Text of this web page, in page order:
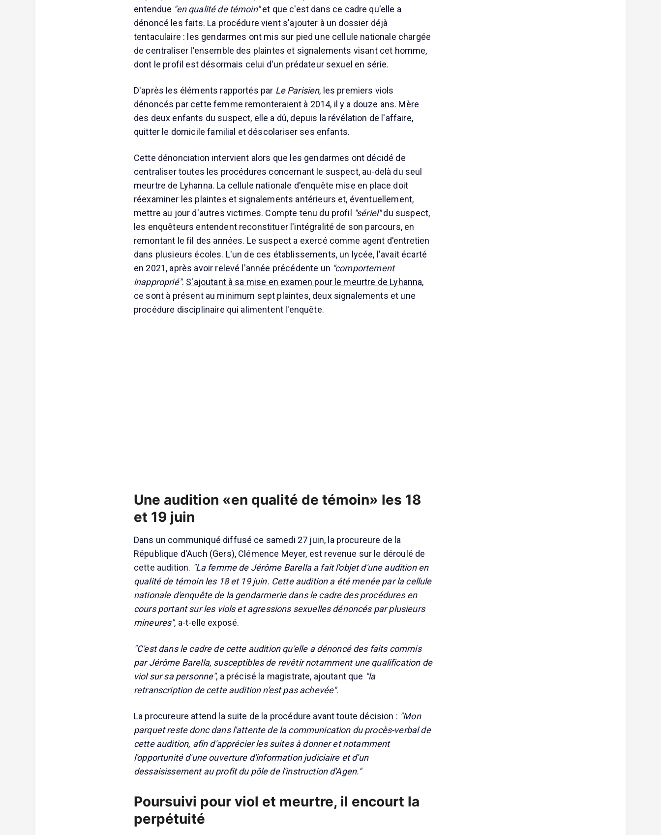
entendue "en qualité de témoin"et que c'est dans ce cadre qu'elle a
dénoncé les faits. La procédure vient s'ajouter à un dossier déjà
tentaculaire : les gendarmes ont mis sur pied une cellule nationale chargée
de centraliser l'ensemble des plaintes et signalements visant cet homme,
dont le profil est désormais celui d'un prédateur sexuel en série.
D'après les éléments rapportés par Le Parisien, les premiers viols
dénoncés par cette femme remonteraient à 2014, il y a douze ans. Mère
des deux enfants du suspect, elle a dû, depuis la révélation de l'affaire,
quitter le domicile familial et déscolariser ses enfants.
Cette dénonciation intervient alors que les gendarmes ont décidé de
centraliser toutes les procédures concernant le suspect, au-delà du seul
meurtre de Lyhanna. La cellule nationale d'enquête mise en place doit
réexaminer les plaintes et signalements antérieurs et, éventuellement,
mettre au jour d'autres victimes. Compte tenu du profil
"sériel"du suspect,
les enquêteurs entendent reconstituer l'intégralité de son parcours, en
remontant le fil des années. Le suspect a exercé comme agent d'entretien
dans plusieurs écoles. L'un de ces établissements, un lycée, l'avait écarté
en 2021, après avoir relevé l'année précédente un "comportement
inapproprié". S'ajoutant à sa mise en examen pour le meurtre de Lyhanna,
ce sont à présent au minimum sept plaintes, deux signalements et une
procédure disciplinaire qui alimentent l'enquête.
Une audition «en qualité de témoin» les 18
et 19 juin
Dans un communiqué diffusé ce samedi 27 juin, la procureure de la
République d'Auch (Gers), Clémence Meyer, est revenue sur le déroulé de
cette audition. "La femme de Jérôme Barella a fait l'objet d'une audition en
qualité de témoin les 18 et 19 juin. Cette audition a été menée par la cellule
nationale d'enquête de la gendarmerie dans le cadre des procédures en
cours portant sur les viols et agressions sexuelles dénoncés par plusieurs
mineures", a-t-elle exposé.
"C'est dans le cadre de cette audition qu'elle a dénoncé des faits commis
par Jérôme Barella, susceptibles de revêtir notamment une qualification de
viol sur sa personne", a précisé la magistrate, ajoutant que "la
retranscription de cette audition n'est pas achevée".
La procureure attend la suite de la procédure avant toute décision : "Mon
parquet reste donc dans l'attente de la communication du procès-verbal de
cette audition, afin d'apprécier les suites à donner et notamment
l'opportunité d'une ouverture d'information judiciaire et d'un
dessaisissement au profit du pôle de l'instruction d'Agen."
Poursuivi pour viol et meurtre, il encourt la
perpétuité